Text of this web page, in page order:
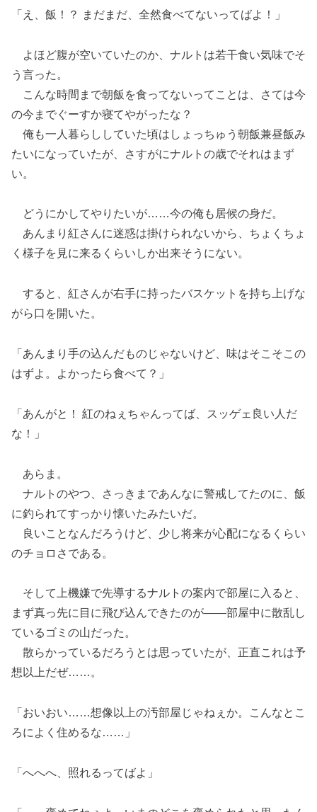
「え、飯！？ まだまだ、全然食べてないってばよ！」
よほど腹が空いていたのか、ナルトは若干食い気味でそ
う言った。
こんな時間まで朝飯を食ってないってことは、さては今
の今までぐーすか寝てやがったな？
俺も一人暮らししていた頃はしょっちゅう朝飯兼昼飯み
たいになっていたが、さすがにナルトの歳でそれはまず
い。
どうにかしてやりたいが……今の俺も居候の身だ。
あんまり紅さんに迷惑は掛けられないから、ちょくちょ
く様子を見に来るくらいしか出来そうにない。
すると、紅さんが右手に持ったバスケットを持ち上げな
がら口を開いた。
「あんまり手の込んだものじゃないけど、味はそこそこの
はずよ。よかったら食べて？」
「あんがと！ 紅のねぇちゃんってば、スッゲェ良い人だ
な！」
あらま。
ナルトのやつ、さっきまであんなに警戒してたのに、飯
に釣られてすっかり懐いたみたいだ。
良いことなんだろうけど、少し将来が心配になるくらい
のチョロさである。
そして上機嫌で先導するナルトの案内で部屋に入ると、
まず真っ先に目に飛び込んできたのが――部屋中に散乱し
ているゴミの山だった。
散らかっているだろうとは思っていたが、正直これは予
想以上だぜ……。
「おいおい……想像以上の汚部屋じゃねぇか。こんなとこ
ろによく住めるな……」
「へへへ、照れるってばよ」